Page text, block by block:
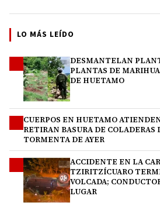
LO MÁS LEÍDO
DESMANTELAN
PLANTAS DE
DE HUETAMO
CUERPOS EN HUETAMO
RETIRAN BASURA DE COLADERAS
TORMENTA DE AYER
ACCIDENTE EN LA
TZIRITZÍCUARO
VOLCADA;
LUGAR